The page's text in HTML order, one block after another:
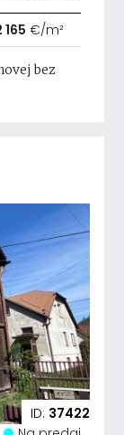
165 €/m²
bez
ID: 37422